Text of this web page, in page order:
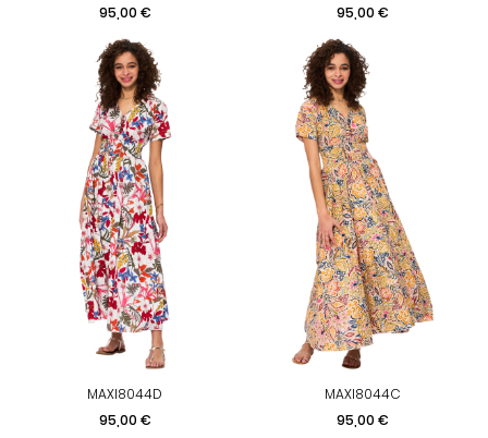
Prix
95,00 €
Prix
95,00 €
MAXI8044D
Prix
95,00 €
MAXI8044C
Prix
95,00 €